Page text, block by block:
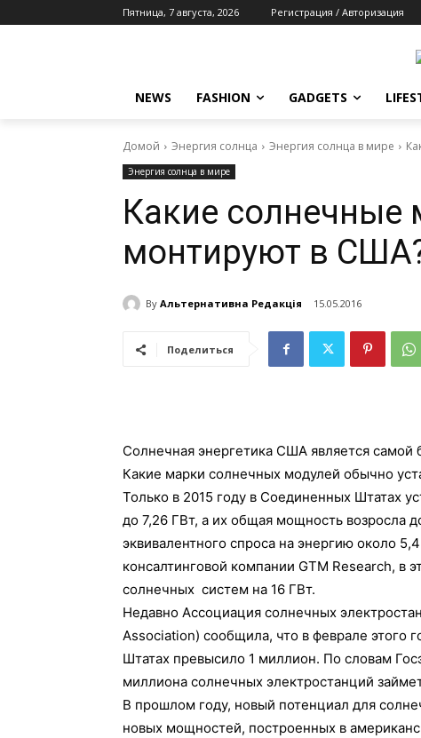
Пятница, 7 августа, 2026 Регистрация / Авторизация
NEWS FASHION GADGETS
Домой Энергия солнца Энергия солнца в мире
Энергия солнца в мире
Какие солнечные
монтируют в
By Альтернативна Редакція 15.05.2016
Поделиться
Солнечная энергетика США является
Какие марки солнечных модулей обычно
Только в 2015 году в Соединенных Штатах
до 7,26 ГВт, а их общая мощность возросла
эквивалентного спроса на энергию около
консалтинговой компании GTM Research, в
солнечных систем на 16 ГВт.
Недавно Ассоциация солнечных
Association) сообщила, что в феврале этого
Штатах превысило 1 миллион. По словам
миллиона солнечных электростанций
В прошлом году, новый потенциал для
новых мощностей, построенных в